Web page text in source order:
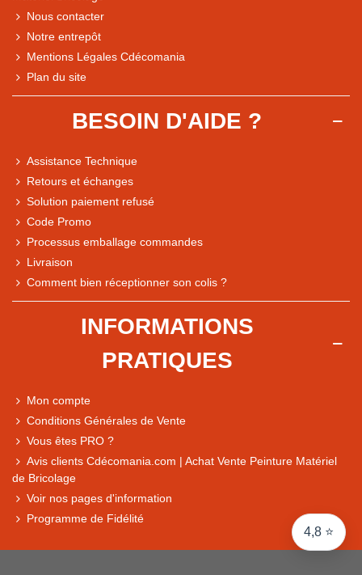
4,8 ⭐
Comparaison des performances du magasin
Express, Chez vous, Point relais, Retrait magasin
Nous contacter
Notre entrepôt
Mentions Légales Cdécomania
Plan du site
BESOIN D'AIDE ?
Assistance Technique
Retours et échanges
Solution paiement refusé
Code Promo
Processus emballage commandes
Livraison
Comment bien réceptionner son colis ?
INFORMATIONS
PRATIQUES
Mon compte
Conditions Générales de Vente
Vous êtes PRO ?
Avis clients Cdécomania.com | Achat Vente Peinture Matériel
de Bricolage
Voir nos pages d'information
Programme de Fidélité